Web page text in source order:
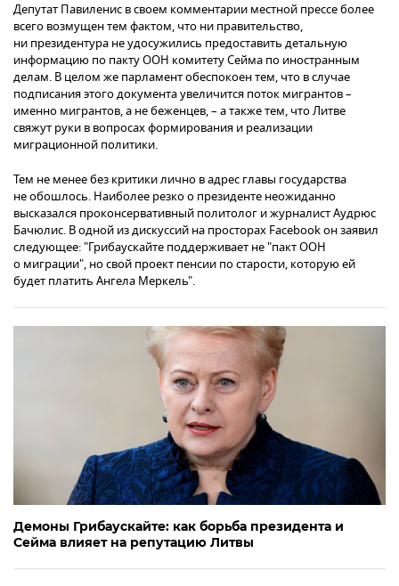
Депутат Павиленис в своем комментарии местной прессе более
всего возмущен тем фактом, что ни правительство,
ни президентура не удосужились предоставить детальную
информацию по пакту ООН комитету Сейма по иностранным
делам. В целом же парламент обеспокоен тем, что в случае
подписания этого документа увеличится поток мигрантов –
именно мигрантов, а не беженцев, – а также тем, что Литве
свяжут руки в вопросах формирования и реализации
миграционной политики.
Тем не менее без критики лично в адрес главы государства
не обошлось. Наиболее резко о президенте неожиданно
высказался проконсервативный политолог и журналист Аудрюс
Бачюлис. В одной из дискуссий на просторах Facebook он заявил
следующее: "Грибаускайте поддерживает не "пакт ООН
о миграции", но свой проект пенсии по старости, которую ей
будет платить Ангела Меркель".
Демоны Грибаускайте: как борьба президента и
Сейма влияет на репутацию Литвы